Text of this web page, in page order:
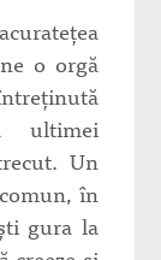
o orgă
ultimei
Un
în
gura la